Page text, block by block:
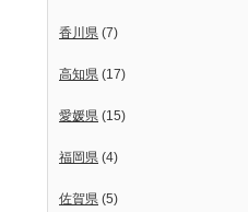
香川県 (7)
高知県 (17)
愛媛県 (15)
福岡県 (4)
佐賀県 (5)